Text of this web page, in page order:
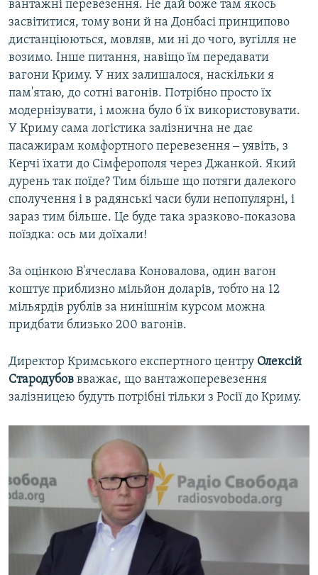
вантажні перевезення. Не дай боже там якось
засвітитися, тому вони й на Донбасі принципово
дистанціюються, мовляв, ми ні до чого, вугілля не
возимо. Інше питання, навіщо їм передавати
вагони Криму. У них залишалося, наскільки я
пам'ятаю, до сотні вагонів. Потрібно просто їх
модернізувати, і можна було б їх використовувати.
У Криму сама логістика залізнична не дає
пасажирам комфортного перевезення ‒ уявіть, з
Керчі їхати до Сімферополя через Джанкой. Який
дурень так поїде? Тим більше що потяги далекого
сполучення і в радянські часи були непопулярні, і
зараз тим більше. Це буде така зразково-показова
поїздка: ось ми доїхали!
За оцінкою В'ячеслава Коновалова, один вагон
коштує приблизно мільйон доларів, тобто на 12
мільярдів рублів за нинішнім курсом можна
придбати близько 200 вагонів.
Директор Кримського експертного центру Олексій
Стародубов вважає, що вантажоперевезення
залізницею будуть потрібні тільки з Росії до Криму.